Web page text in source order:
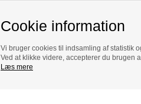
Cookie information
Vi bruger cookies til indsamling af statistik
Ved at klikke videre, accepterer du brugen
Læs mere